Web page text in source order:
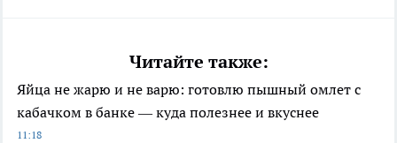
Читайте также:
Яйца не жарю и не варю: готовлю пышный омлет с
кабачком в банке — куда полезнее и вкуснее
11:18